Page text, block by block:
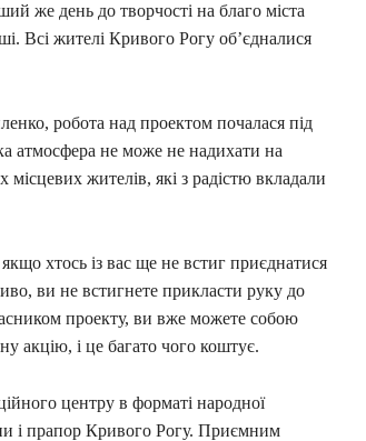
же день до творчості на благо міста
Всі жителі Кривого Рогу об’єдналися
робота над проектом почалася під
атмосфера не може не надихати на
жителів, які з радістю вкладали
хтось із вас ще не встиг приєднатися
ви не встигнете прикласти руку до
проекту, ви вже можете собою
акцію, і це багато чого коштує.
центру в форматі народної
і прапор Кривого Рогу. Приємним